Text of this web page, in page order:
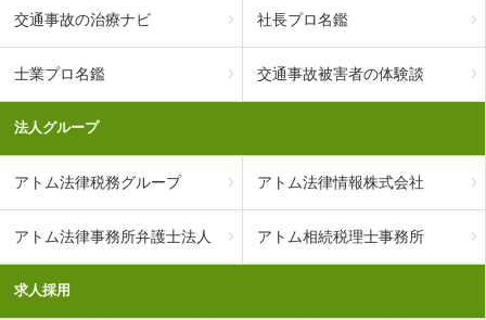
交通事故の治療ナビ 社長プロ名鑑
士業プロ名鑑 交通事故被害者の体験談
法人グループ
アトム法律税務グループ アトム法律情報株式会社
アトム法律事務所弁護士法人 アトム相続税理士事務所
求人採用